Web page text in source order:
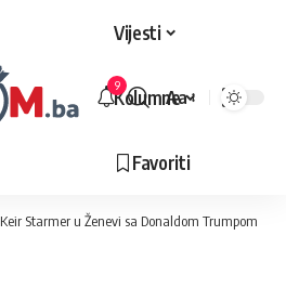
Vijesti
Kolumne
Favoriti
9
Veličina
Aa
Keir Starmer u Ženevi sa Donaldom Trumpom